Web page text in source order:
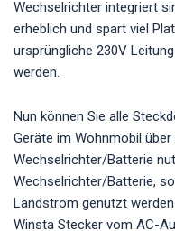
Wechselrichter integriert
erheblich und spart viel
ursprüngliche 230V
werden.
Nun können Sie alle
Geräte im Wohnmobil
Wechselrichter/Batterie
Wechselrichter/Batterie,
Landstrom genutzt
Winsta Stecker vom AC-